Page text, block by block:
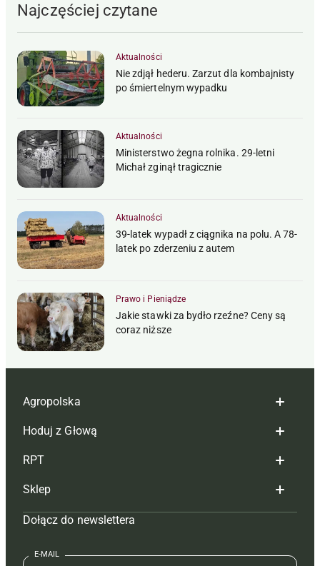
Najczęściej czytane
Aktualności
Nie zdjął hederu. Zarzut dla kombajnisty
po śmiertelnym wypadku
Aktualności
Ministerstwo żegna rolnika. 29-letni
Michał zginął tragicznie
Aktualności
39-latek wypadł z ciągnika na polu. A 78-
latek po zderzeniu z autem
Prawo i Pieniądze
Jakie stawki za bydło rzeźne? Ceny są
coraz niższe
Agropolska
Redakcja
Reklama
Tagi
Mapa serwisu
Kontakt
Hoduj z Głową
Hoduj z głową bydło
Hoduj z głową świnie
Prenumerata
Redakcja
RPT
Redakcja
Prenumerata
Reklama
Sklep
Czasopisma i prenumerata
Książki
Dołącz do newslettera
E-MAIL